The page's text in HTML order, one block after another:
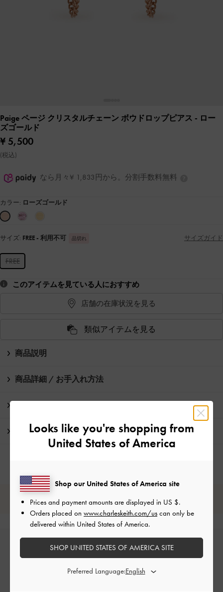
Paige ページ クリスタルチェーン ボウドロップピアス - ロー
ズゴールド
¥ 5,500
(税込)
なら月々¥ 1,833円から。分割手数料無料
カラー: ローズゴールド
サイズ: FREE - 利用不可 品切れ サイズガイド
FREE
このアイテムを見ている人におすすめ
店舗の在庫状況を見る
類似アイテムを見る
商品説明
商品詳細 / お手入れ方法
配送 & 返品
レビューは購入した方のみ投稿ができます。
Looks like you're shopping from
United States of America
Shop our United States of America site
Prices and payment amounts are displayed in US $.
Orders placed on www.charleskeith.com/us can only be
delivered within United States of America.
SHOP UNITED STATES OF AMERICA SITE
Preferred Language: